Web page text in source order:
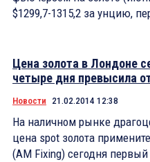
$1299,7-1315,2 за унцию,
Цена золота в Лондоне
четыре дня превысила
Новости 21.02.2014 12:38
На наличном рынке
цена spot золота
(AM Fixing) сегодня